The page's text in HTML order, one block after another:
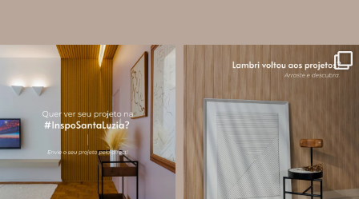
santa.luzia
A #InspoSantaLuzia é um espaço
criado para divulgar projetos que
utilizam produtos Santa Luzia e
valorizar o trabalho de arquitetos,
designers de...
Jul 28
13 0
O lambri é um revestimento versátil
painéis decorativos e diversas
composições para valorizar o
Jul 27
87 8